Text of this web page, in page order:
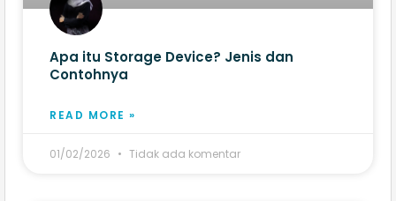
Apa itu Storage Device? Jenis dan
Contohnya
READ MORE »
01/02/2026 Tidak ada komentar